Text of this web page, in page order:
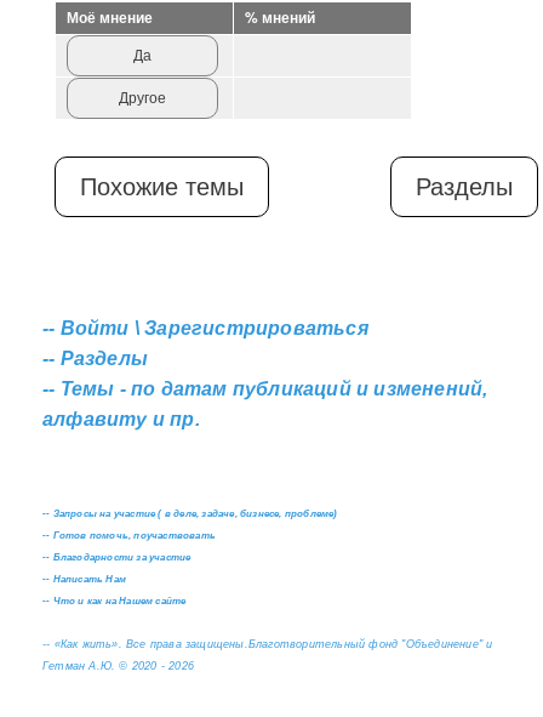
Моё мнение % мнений
Да
Другое
Похожие темы Разделы
-- Войти \ Зарегистрироваться
-- Разделы
-- Темы - по датам публикаций и изменений,
алфавиту и пр.
-- Запросы на участие ( в деле, задаче, бизнесе, проблеме)
-- Готов помочь, поучаствовать
-- Благодарности за участие
-- Написать Нам
-- Что и как на Нашем сайте
-- «Как жить». Все права защищены. Благотворительный фонд "Объединение" и
Гетман А.Ю. © 2020 - 2026